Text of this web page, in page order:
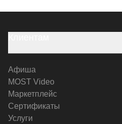
Афиша
MOST Video
Маркетплейс
Сертификаты
Услуги